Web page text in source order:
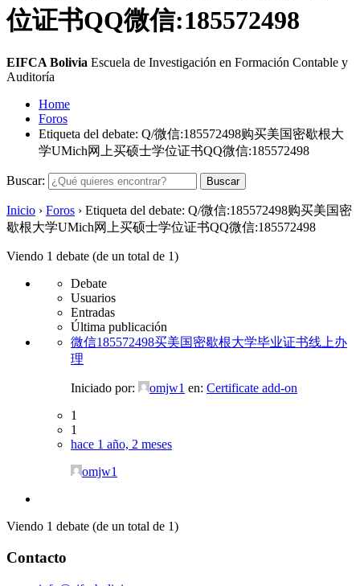
位证书QQ微信:185572498
EIFCA Bolivia Escuela de Investigación en Formación Contable y
Auditoría
Home
Foros
Etiqueta del debate: Q/微信:185572498购买美国密歇根大
学UMich网上买硕士学位证书QQ微信:185572498
Buscar:
Inicio › Foros › Etiqueta del debate: Q/微信:185572498购买美国密
歇根大学UMich网上买硕士学位证书QQ微信:185572498
Viendo 1 debate (de un total de 1)
Debate
Usuarios
Entradas
Última publicación
微信185572498买美国密歇根大学毕业证书线上办
理
Iniciado por: omjw1 en: Certificate add-on
1
1
hace 1 año, 2 meses
omjw1
Viendo 1 debate (de un total de 1)
Contacto